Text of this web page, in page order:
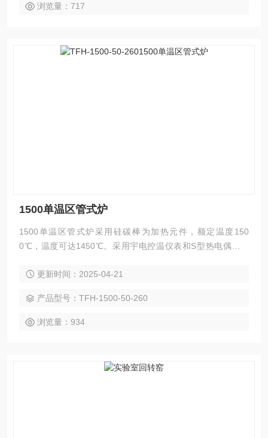
浏览量：717
1500单温区管式炉
1500单温区管式炉采用硅碳棒为加热元件，额定温度150
0℃，温度可达1450℃。采用宇电控温仪表和S型热电偶，可
锈钢快开法兰，双环密封技术，可应用于CVD实验、荧光粉制
更新时间：2025-04-21
产品型号：TFH-1500-50-260
浏览量：934